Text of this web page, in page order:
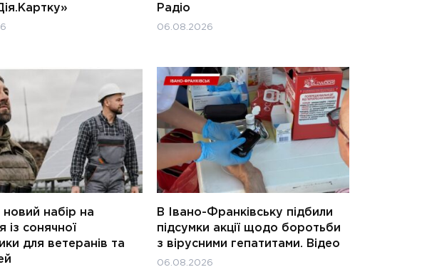
Радіо
06.08.2026
новий набір на
із сонячної
для ветеранів та
В Івано-Франківську підбили
підсумки акції щодо боротьби
з вірусними гепатитами. Відео
06.08.2026